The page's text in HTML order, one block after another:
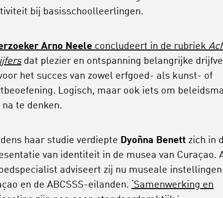
bij basisschoolleerlingen.
Arno Neele concludeert in de rubriek
dat plezier en ontspanning belangrijke
het succes van zowel erfgoed- als kunst- of
Logisch, maar ook iets om
na te denken.
haar studie verdiepte Dyoñna Benett zich in
van identiteit in de musea van Curaçao.
adviseert zij nu museale instellingen
en de ABCSSS-eilanden.
‘Samenwerking en